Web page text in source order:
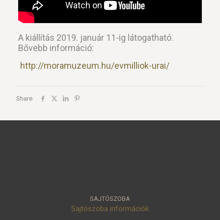
A kiállítás 2019. január 11-ig látogatható.
Bővebb információ:
http://moramuzeum.hu/evmilliok-urai/
Share
SAJTÓSZOBA
Sajtószoba információk